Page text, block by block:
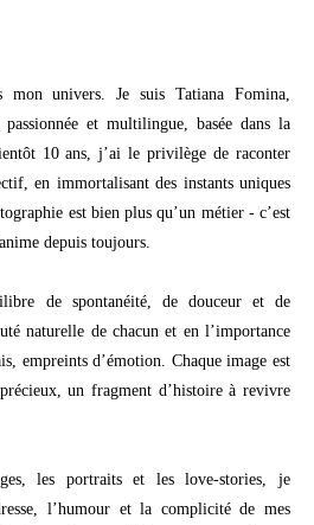
mon univers. Je suis Tatiana Fomina,
passionnée et multilingue, basée dans la
10 ans, j’ai le privilège de raconter
en immortalisant des instants uniques
est bien plus qu’un métier - c’est
depuis toujours.
de spontanéité, de douceur et de
naturelle de chacun et en l’importance
empreints d’émotion. Chaque image est
un fragment d’histoire à revivre
les portraits et les love-stories, je
l’humour et la complicité de mes